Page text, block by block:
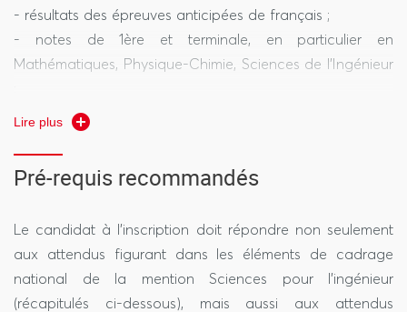
- résultats des épreuves anticipées de français ;
- notes de 1ère et terminale, en particulier en
Mathématiques, Physique-Chimie, Sciences de l’Ingénieur
- Fiche Avenir ;
de l'année en cours), en particulier en Mathématiques,
- curriculum vitae ;
- niveau B2 en langue française attesté par un certificat
(pour les candidats étrangers).
Lire plus
Pré-requis recommandés
Le candidat à l'inscription doit répondre non seulement
aux attendus figurant dans les éléments de cadrage
national de la mention Sciences pour l'ingénieur
(récapitulés ci-dessous), mais aussi aux attendus